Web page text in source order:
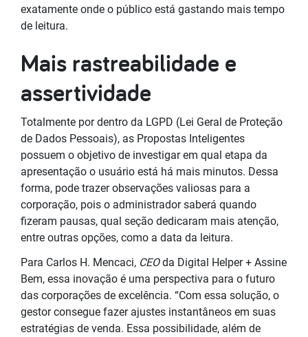
exatamente onde o público está gastando mais tempo
de leitura.
Mais rastreabilidade e
assertividade
Totalmente por dentro da LGPD (Lei Geral de Proteção
de Dados Pessoais), as Propostas Inteligentes
possuem o objetivo de investigar em qual etapa da
apresentação o usuário está há mais minutos. Dessa
forma, pode trazer observações valiosas para a
corporação, pois o administrador saberá quando
fizeram pausas, qual seção dedicaram mais atenção,
entre outras opções, como a data da leitura.
Para Carlos H. Mencaci, CEOda Digital Helper + Assine
Bem, essa inovação é uma perspectiva para o futuro
das corporações de excelência. “Com essa solução, o
gestor consegue fazer ajustes instantâneos em suas
estratégias de venda. Essa possibilidade, além de